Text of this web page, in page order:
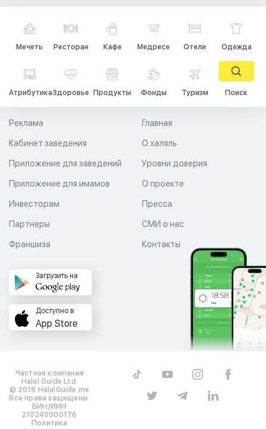
Мечеть Ресторан Кафе Медресе Отели Одежда
АтрибутикаЗдоровье Продукты Фонды Туризм Поиск
Главная
О халяль
Уровни доверия
Реклама
Кабинет заведения
Приложение для заведений
Приложение для имамов О проекте
Пресса
СМИ о нас
Контакты
Инвесторам
Партнеры
Франшиза
Загрузить на
Доступно в
App Store
Частная компания
Halal Guide Ltd.
© 2018 HalalGuide.me
Все права защищены.
БИН/ИИН
210240900176
Политика